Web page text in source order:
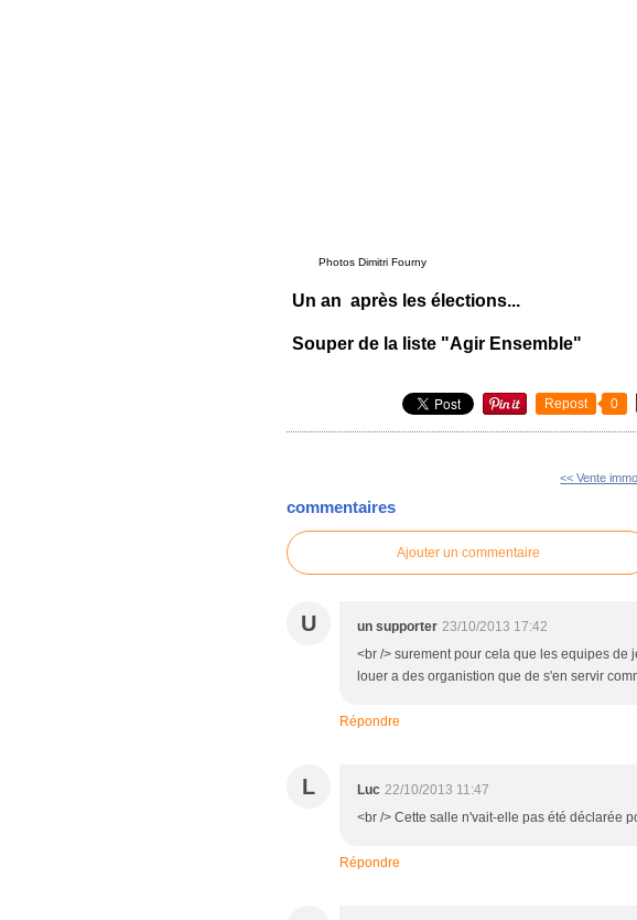
Photos Dimitri Fourny
Un an après les élections...
Souper de la liste "Agir Ensemble"
Repost 0
<< Vente
commentaires
Ajouter un commentaire
U un supporter 23/10/2013 17:42
<br /> surement pour cela que les equipes
louer a des organistion que de s'en servir
Répondre
L Luc 22/10/2013 11:47
<br /> Cette salle n'vait-elle pas été déclarée
Répondre